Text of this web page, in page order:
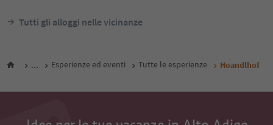
Tutti gli alloggi nelle vicinanze
... Esperienze ed eventi Tutte le esperienze Hoandlhof